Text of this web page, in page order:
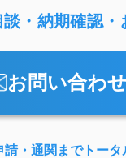
・納期確認・
お問い合わせ
・通関までトータ